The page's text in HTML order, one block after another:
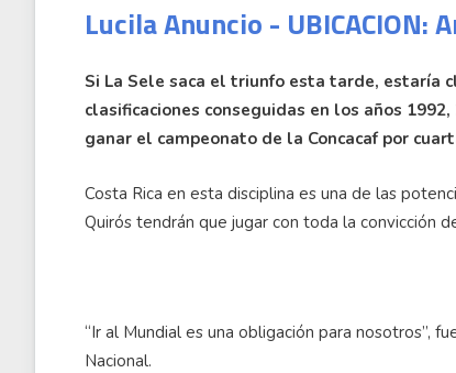
Lucila Anuncio - UBICACION:
Si La Sele saca el triunfo esta tarde, estaría
clasificaciones conseguidas en los años
ganar el campeonato de la Concacaf por
Costa Rica en esta disciplina es una de las
Quirós tendrán que jugar con toda la convicción
“Ir al Mundial es una obligación para nosotros”,
Nacional.